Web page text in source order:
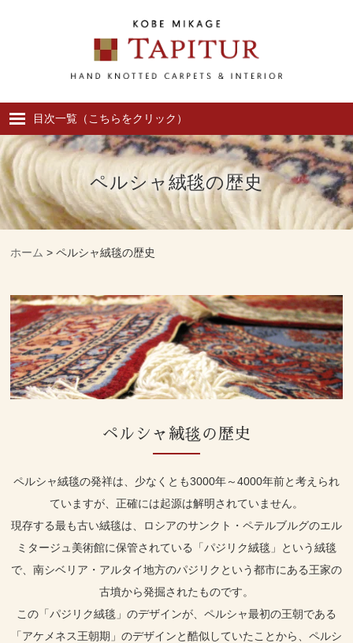
目次一覧（こちらをクリック）
ホーム
ためになる実用的ミニ知識
商品紹介
インテリアコンサルティング
ペルシャ絨毯の歴史
お知らせ
ペルシャ絨毯の歴史
ホーム >ペルシャ絨毯の歴史
ペルシャ絨毯の歴史
ペルシャ絨毯の発祥は、少なくとも3000年～4000年前と考えられ
ていますが、正確には起源は解明されていません。
現存する最も古い絨毯は、ロシアのサンクト・ペテルブルグのエル
ミタージュ美術館に保管されている「パジリク絨毯」という絨毯
で、南シベリア・アルタイ地方のパジリクという都市にある王家の
古墳から発掘されたものです。
この「パジリク絨毯」のデザインが、ペルシャ最初の王朝である
「アケメネス王朝期」のデザインと酷似していたことから、ペルシ